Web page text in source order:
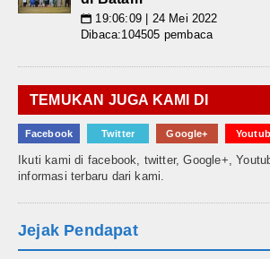
📅 19:06:09 | 24 Mei 2022
Dibaca:104505 pembaca
TEMUKAN JUGA KAMI DI
Facebook Twitter Google+
Ikuti kami di facebook, twitter, Google+,
informasi terbaru dari kami.
Jejak Pendapat